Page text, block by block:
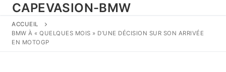
CAPEVASION-BMW
ACCUEIL
BMW À « QUELQUES MOIS » D’UNE DÉCISION SUR SON ARRIVÉE
EN MOTOGP